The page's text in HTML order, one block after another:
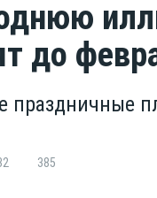
до
праздничные
385